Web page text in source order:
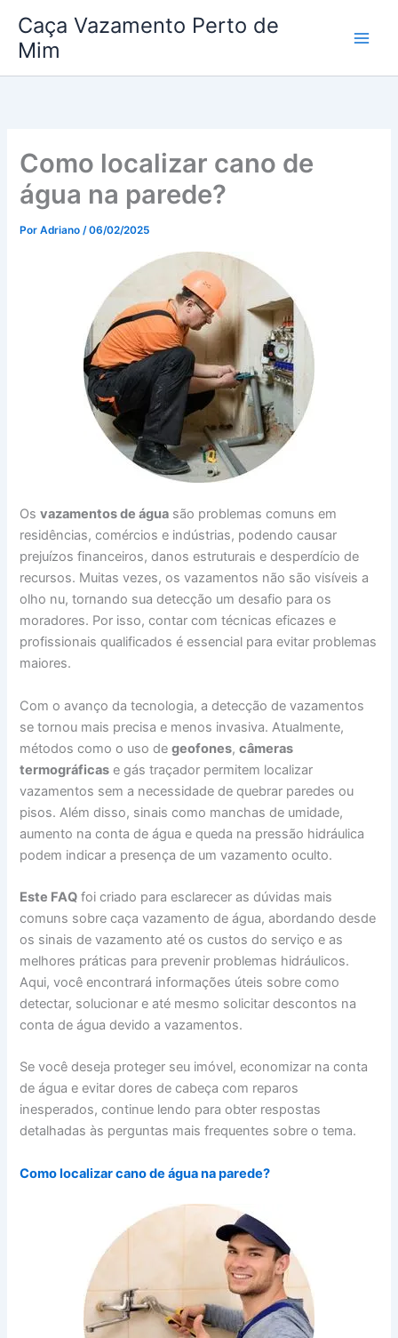
para
conteúdo
Caça Vazamento Perto de
Mim
Como localizar cano de
água na parede?
PorAdriano/06/02/2025
Osvazamentos de água são problemas comuns em
residências, comércios e indústrias, podendo causar
prejuízos financeiros, danos estruturais e desperdício de
recursos. Muitas vezes, os vazamentos não são visíveis a
olho nu, tornando sua detecção um desafio para os
moradores. Por isso, contar com técnicas eficazes e
profissionais qualificados é essencial para evitar problemas
maiores.
Com o avanço da tecnologia, a detecção de vazamentos
se tornou mais precisa e menos invasiva. Atualmente,
métodos como o uso degeofones,câmeras
termográficas e gás traçador permitem localizar
vazamentos sem a necessidade de quebrar paredes ou
pisos. Além disso, sinais como manchas de umidade,
aumento na conta de água e queda na pressão hidráulica
podem indicar a presença de um vazamento oculto.
Este FAQ foi criado para esclarecer as dúvidas mais
comuns sobre caça vazamento de água, abordando desde
os sinais de vazamento até os custos do serviço e as
melhores práticas para prevenir problemas hidráulicos.
Aqui, você encontrará informações úteis sobre como
detectar, solucionar e até mesmo solicitar descontos na
conta de água devido a vazamentos.
Se você deseja proteger seu imóvel, economizar na conta
de água e evitar dores de cabeça com reparos
inesperados, continue lendo para obter respostas
detalhadas às perguntas mais frequentes sobre o tema.
Como localizar cano de água na parede?